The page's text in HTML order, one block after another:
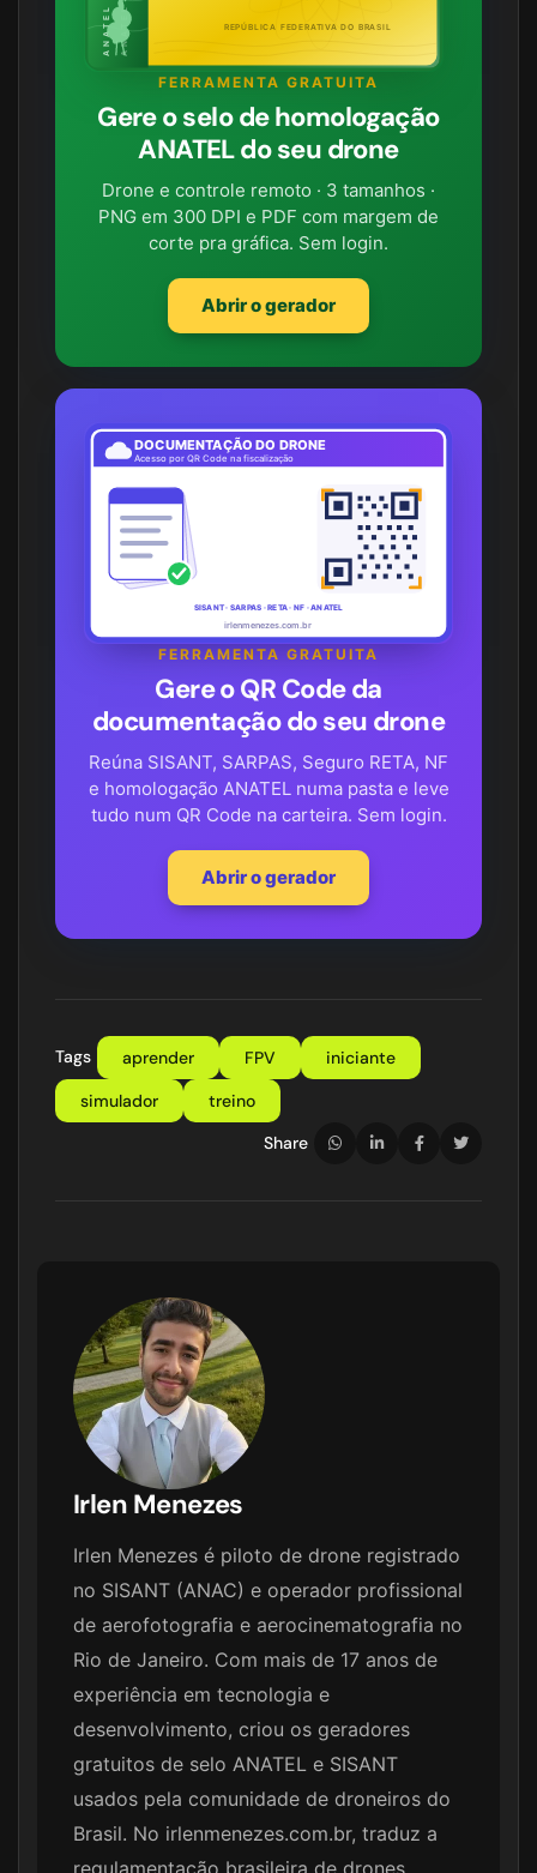
REPÚBLICA FEDERATIVA DO BRASIL
FERRAMENTA GRATUITA
Gere o selo de homologação
ANATEL do seu drone
Drone e controle remoto · 3 tamanhos ·
PNG em 300 DPI e PDF com margem de
corte pra gráfica. Sem login.
Abrir o gerador
DOCUMENTAÇÃO DO DRONE
Acesso por QR Code na fiscalização
SISANT · SARPAS · RETA · NF · ANATEL
irlenmenezes.com.br
FERRAMENTA GRATUITA
Gere o QR Code da
documentação do seu drone
Reúna SISANT, SARPAS, Seguro RETA, NF
e homologação ANATEL numa pasta e leve
tudo num QR Code na carteira. Sem login.
Abrir o gerador
Tags aprender FPV
iniciante
simulador
treino
Share
Irlen Menezes
Irlen Menezes é piloto de drone registrado
no SISANT (ANAC) e operador profissional
de aerofotografia e aerocinematografia no
Rio de Janeiro. Com mais de 17 anos de
experiência em tecnologia e
desenvolvimento, criou os geradores
gratuitos de selo ANATEL e SISANT
usados pela comunidade de droneiros do
Brasil. No irlenmenezes.com.br, traduz a
regulamentação brasileira de drones